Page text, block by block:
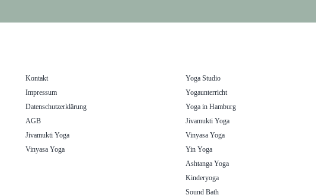
Kontakt
Impressum
Datenschutzerklärung
AGB
Jivamukti Yoga
Vinyasa Yoga
Yoga Studio
Yogaunterricht
Yoga in Hamburg
Jivamukti Yoga
Vinyasa Yoga
Yin Yoga
Ashtanga Yoga
Kinderyoga
Sound Bath